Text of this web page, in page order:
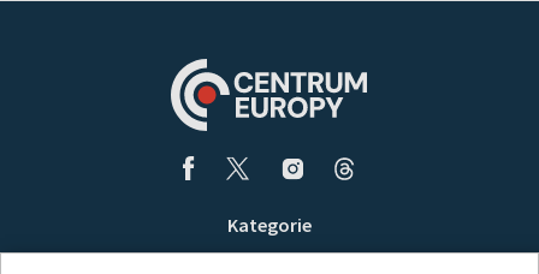
Kategorie